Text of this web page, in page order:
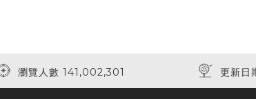
瀏覽人數 141,002,301 更新日